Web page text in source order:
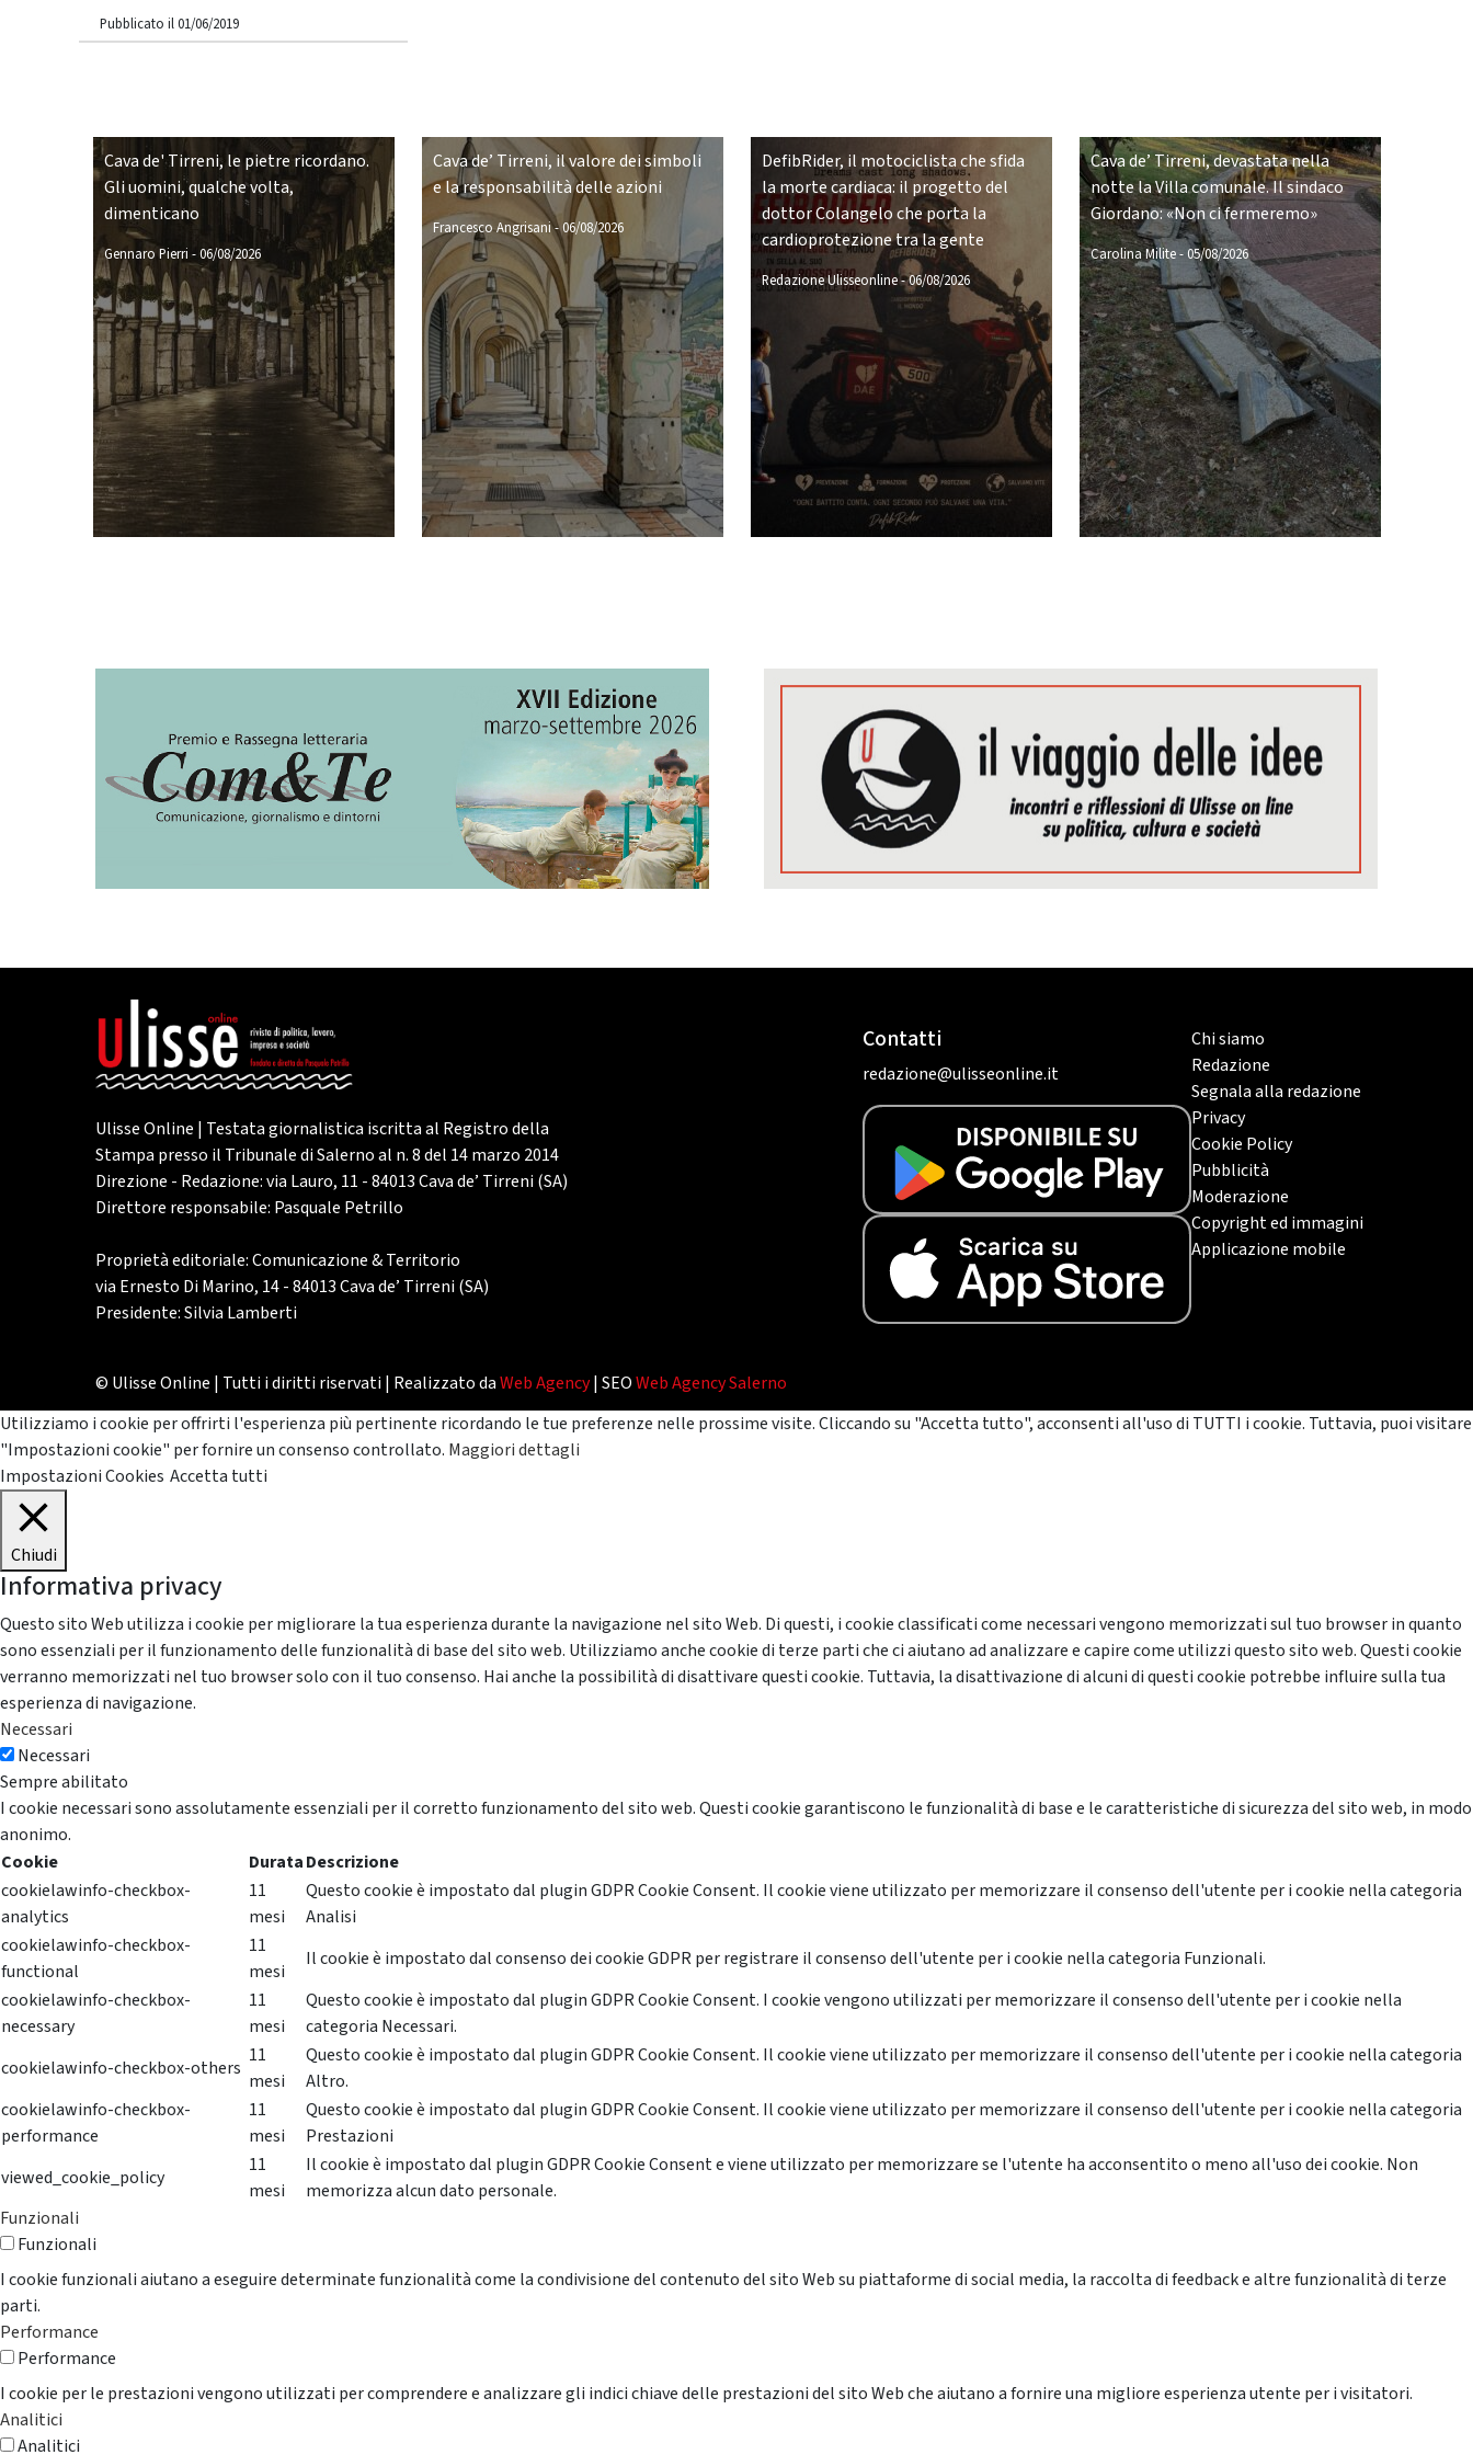
Pubblicato il 01/06/2019
Cava de' Tirreni, le pietre ricordano.
Gli uomini, qualche volta,
dimenticano
Gennaro Pierri -06/08/2026
Cava de’ Tirreni, il valore dei simboli
e la responsabilità delle azioni
Francesco Angrisani-06/08/2026
DefibRider, il motociclista che sfida
la morte cardiaca: il progetto del
dottor Colangelo che porta la
cardioprotezione tra la gente
Redazione Ulisseonline-06/08/2026
Cava de’ Tirreni, devastata nella
notte la Villa comunale. Il sindaco
Giordano: «Non ci fermeremo»
Carolina Milite- 05/08/2026
Ulisse Online | Testata giornalistica iscritta al Registro della
Stampa presso il Tribunale di Salerno al n. 8 del 14 marzo 2014
Direzione - Redazione: via Lauro, 11 - 84013 Cava de’ Tirreni (SA)
Direttore responsabile: Pasquale Petrillo
Proprietà editoriale: Comunicazione & Territorio
via Ernesto Di Marino, 14 - 84013 Cava de’ Tirreni (SA)
Presidente: Silvia Lamberti
Contatti
redazione@ulisseonline.it
Chi siamo
Redazione
Segnala alla redazione
Privacy
Cookie Policy
Pubblicità
Moderazione
Copyright ed immagini
Applicazione mobile
© Ulisse Online | Tutti i diritti riservati | Realizzato daWeb Agency| SEOWeb Agency Salerno
Utilizziamo i cookie per offrirti l'esperienza più pertinente ricordando le tue preferenze nelle prossime visite. Cliccando su "Accetta tutto", acconsenti all'uso di TUTTI i cookie. Tuttavia, puoi visitare
"Impostazioni cookie" per fornire un consenso controllato. Maggiori dettagli
Impostazioni Cookies Accetta tutti
Chiudi
Informativa privacy
Questo sito Web utilizza i cookie per migliorare la tua esperienza durante la navigazione nel sito Web. Di questi, i cookie classificati come necessari vengono memorizzati sul tuo browser in quanto
sono essenziali per il funzionamento delle funzionalità di base del sito web. Utilizziamo anche cookie di terze parti che ci aiutano ad analizzare e capire come utilizzi questo sito web. Questi cookie
verranno memorizzati nel tuo browser solo con il tuo consenso. Hai anche la possibilità di disattivare questi cookie. Tuttavia, la disattivazione di alcuni di questi cookie potrebbe influire sulla tua
esperienza di navigazione.
Necessari
Necessari
Sempre abilitato
I cookie necessari sono assolutamente essenziali per il corretto funzionamento del sito web. Questi cookie garantiscono le funzionalità di base e le caratteristiche di sicurezza del sito web, in modo
anonimo.
Cookie
DurataDescrizione
cookielawinfo-checkbox-
analytics
11
mesi
Questo cookie è impostato dal plugin GDPR Cookie Consent. Il cookie viene utilizzato per memorizzare il consenso dell'utente per i cookie nella categoria
Analisi
cookielawinfo-checkbox-
functional
11
mesi
Il cookie è impostato dal consenso dei cookie GDPR per registrare il consenso dell'utente per i cookie nella categoria Funzionali.
cookielawinfo-checkbox-
necessary
11
mesi
Questo cookie è impostato dal plugin GDPR Cookie Consent. I cookie vengono utilizzati per memorizzare il consenso dell'utente per i cookie nella
categoria Necessari.
cookielawinfo-checkbox-others
11
mesi
Questo cookie è impostato dal plugin GDPR Cookie Consent. Il cookie viene utilizzato per memorizzare il consenso dell'utente per i cookie nella categoria
Altro.
cookielawinfo-checkbox-
performance
11
mesi
Questo cookie è impostato dal plugin GDPR Cookie Consent. Il cookie viene utilizzato per memorizzare il consenso dell'utente per i cookie nella categoria
Prestazioni
viewed_cookie_policy
11
mesi
Il cookie è impostato dal plugin GDPR Cookie Consent e viene utilizzato per memorizzare se l'utente ha acconsentito o meno all'uso dei cookie. Non
memorizza alcun dato personale.
Funzionali
Funzionali
I cookie funzionali aiutano a eseguire determinate funzionalità come la condivisione del contenuto del sito Web su piattaforme di social media, la raccolta di feedback e altre funzionalità di terze
parti.
Performance
Performance
I cookie per le prestazioni vengono utilizzati per comprendere e analizzare gli indici chiave delle prestazioni del sito Web che aiutano a fornire una migliore esperienza utente per i visitatori.
Analitici
Analitici